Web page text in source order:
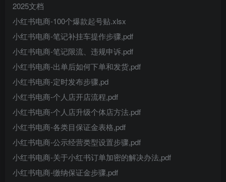
2025文档
小红书电商-100个爆款起号贴.xlsx
小红书电商-笔记补挂车提作步骤,pdf
小红书电商-笔记限流、违规申诉.pdf
小红书电商-出单后如何下单和发货,pdf
小红书电商-定时发布步骤,pd
小红书电商-个人店开店流程,pdf
小红书电商-个人店升级个体店方法.pdf
小红书电商-各类目保证金表格,pdf
小红书电商-公示经营类型设置步骤,pdf
小红书电商-关于小红书订单加密的解决办法,pdf
小红书电商-缴纳保证金步骤,pdf